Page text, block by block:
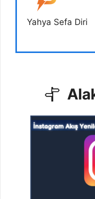
Yahya Sefa Diri